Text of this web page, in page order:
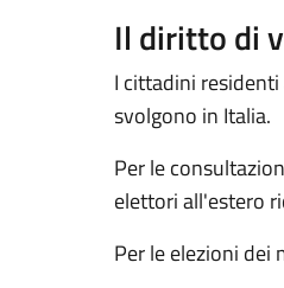
Il diritto di
I cittadini
svolgono in Italia.
Per le
elettori all'estero
Per le elezioni